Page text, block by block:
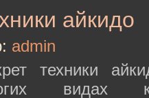
айкидо
admin
техники
видах